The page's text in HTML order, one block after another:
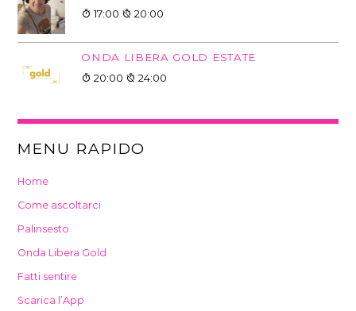
17:00 20:00
ONDA LIBERA GOLD ESTATE
20:00 24:00
MENU RAPIDO
Home
Come ascoltarci
Palinsesto
Onda Libera Gold
Fatti sentire
Scarica l’App